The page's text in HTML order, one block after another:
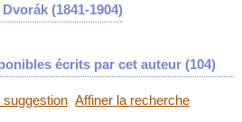
(1841-1904)
écrits par cet auteur (104)
suggestion Affiner la recherche